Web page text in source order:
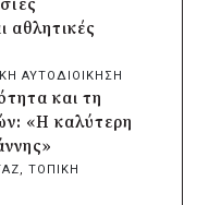
των
για τη
αθλητικές
ΑΥΤΟΔΙΟΙΚΗΣΗ
και τη
«Η καλύτερη
, ΤΟΠΙΚΗ